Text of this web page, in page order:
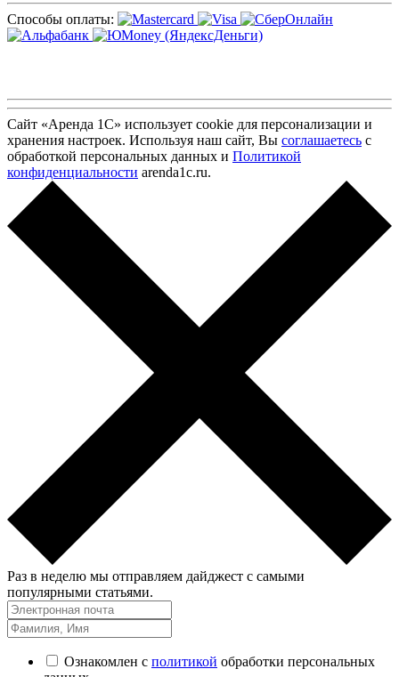
Способы оплаты:
Сайт «Аренда 1С» использует cookie для персонализации и
хранения настроек. Используя наш сайт, Вы соглашаетесь с
обработкой персональных данных и Политикой
конфиденциальности arenda1c.ru.
Раз в неделю мы отправляем дайджест с самыми
популярными статьями.
Ознакомлен с политикой обработки персональных